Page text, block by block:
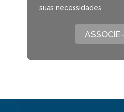
suas necessidades.